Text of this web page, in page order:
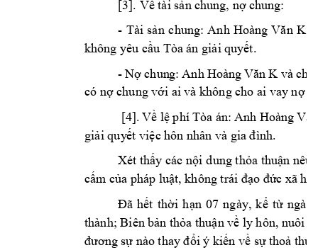
[3]. Về tài sản chung, nợ chung:
- Tài sản chung: Anh Hoàng Văn K
không yêu cầu Tòa án giải quyết.
- Nợ chung: Anh Hoàng Văn K và ch
có nợ chung với ai và không cho ai vay nợ
[4]. Về lệ phí Tòa án: Anh Hoàng
giải quyết việc hôn nhân và gia đình.
Xét thấy các nội dung thỏa thuận nêu
cấm của pháp luật, không trái đạo đức xã h
Đã hết thời hạn 07 ngày, kể từ ngày
thành; Biên bản thỏa thuận về ly hôn, nuôi
đương sự nào thay đổi ý kiến về sự thoả